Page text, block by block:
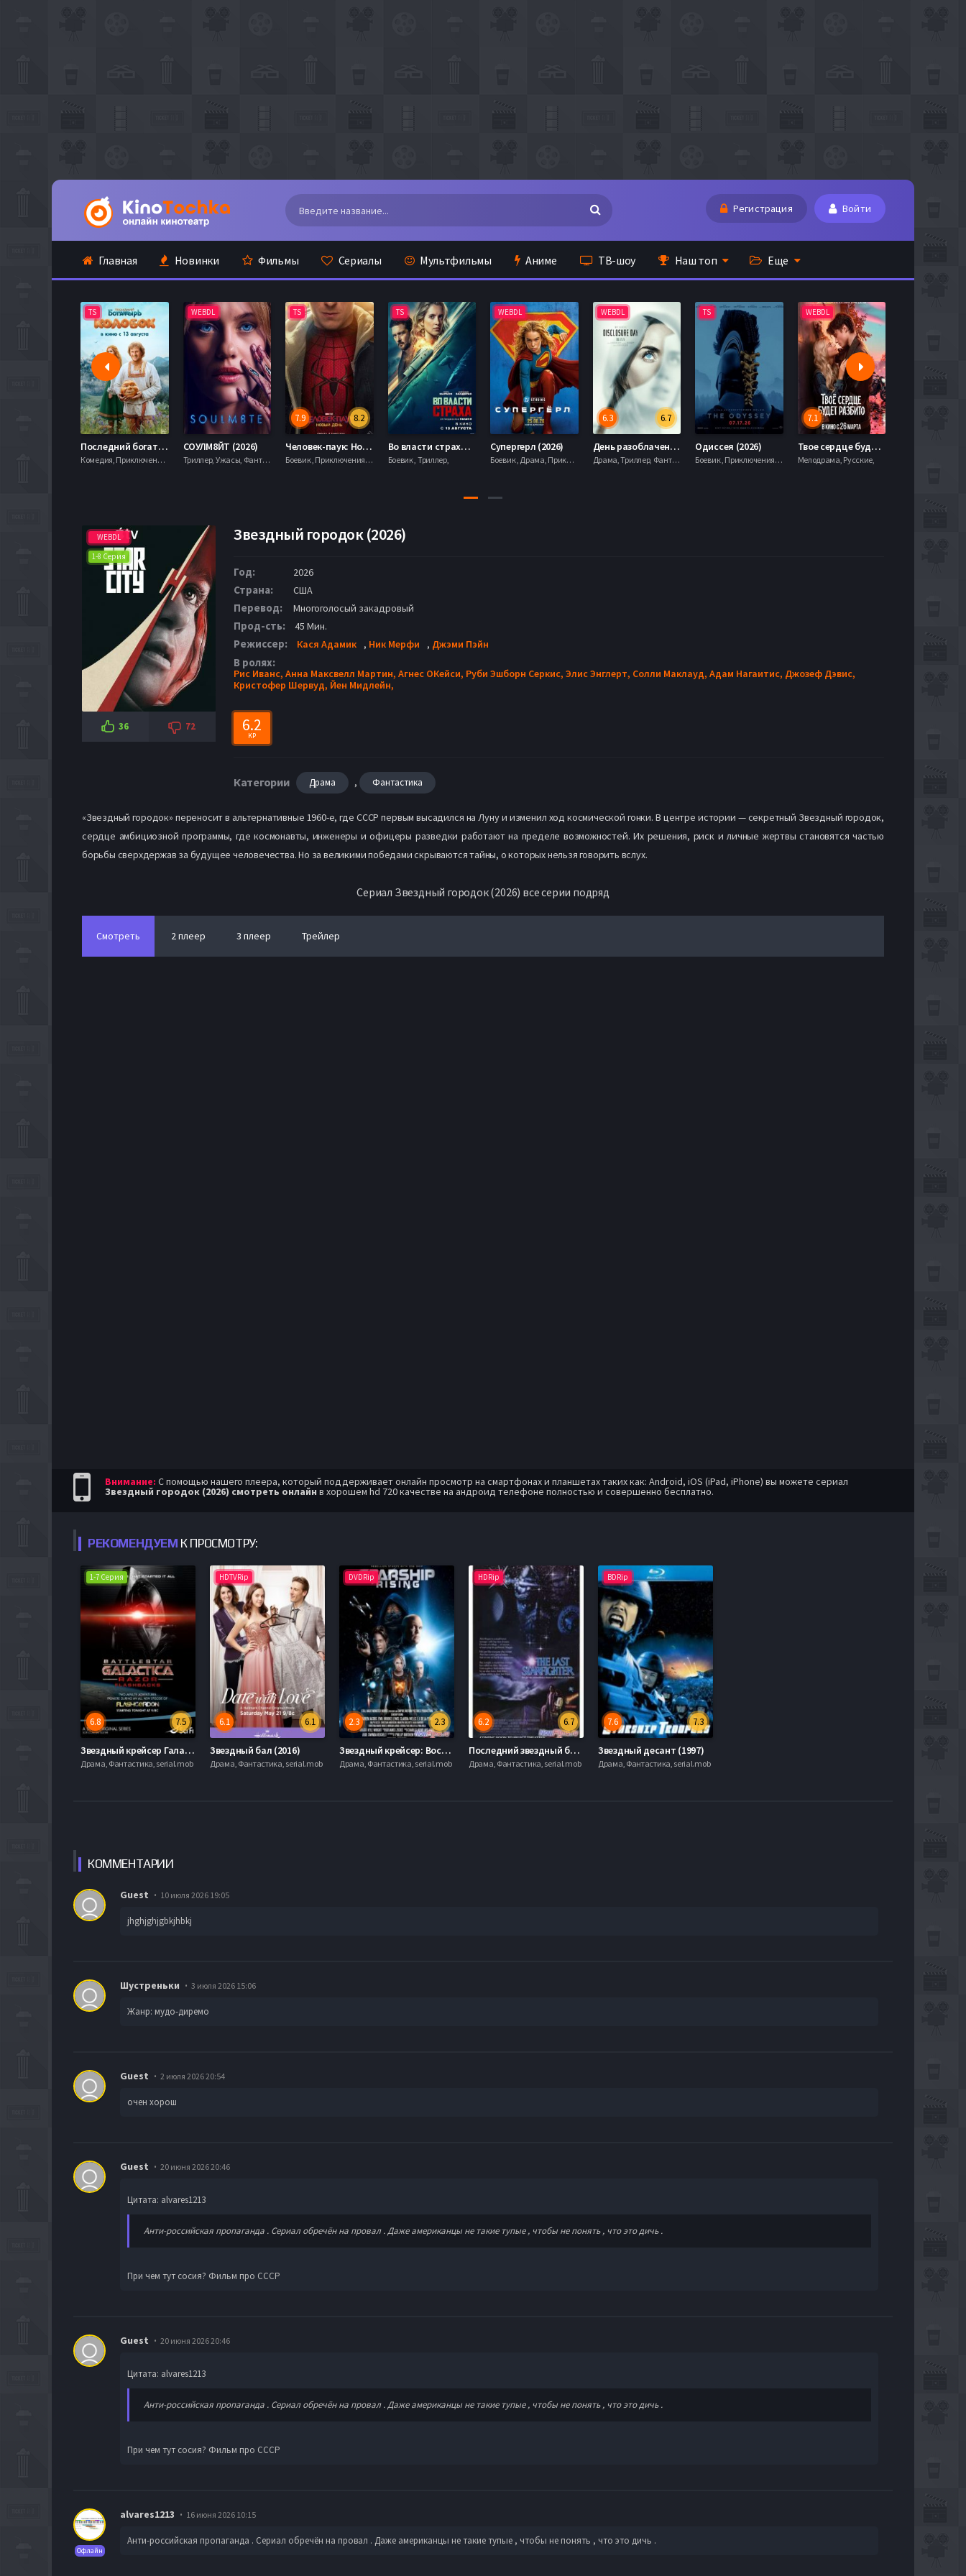
Регистрация Войти
Главная Новинки Фильмы Сериалы Мультфильмы Аниме ТВ-шоу Наш топ Еще
TS
Последний богатырь. Колобок (2026)
Комедия, Приключения, Фэнтези,
WEBDL
СОУЛМ8ЙТ (2026)
Триллер, Ужасы, Фантастика,
TS
8.2
7.9
Человек-паук: Новый день (2026)
Боевик , Приключения, Фантастика, Фэнтези,
TS
Во власти страха (2026)
Боевик , Триллер,
WEBDL
Супергерл (2026)
Боевик , Драма, Приключения, Фантастика,
WEBDL
6.7
6.3
День разоблачения (2026)
Драма, Триллер, Фантастика,
TS
Одиссея (2026)
Боевик , Приключения, Фэнтези,
WEBDL
7.1
Твое сердце будет разбито (2026)
Мелодрама, Русские,
WEBDL
1-8 Серия
36 72
Звездный городок (2026)
Год: 2026
Страна: США
Перевод: Многоголосый закадровый
Прод-сть: 45 Мин.
Режиссер: Кася Адамик , Ник Мерфи , Джэми Пэйн
В ролях:
Рис Иванс, Анна Максвелл Мартин, Агнес ОКейси, Руби Эшборн Серкис, Элис Энглерт, Солли Маклауд, Адам Нагаитис, Джозеф Дэвис,
Кристофер Шервуд, Йен Мидлейн,
6.2
KP
Категории Драма , Фантастика
«Звездный городок» переносит в альтернативные 1960-е, где СССР первым высадился на Луну и изменил ход космической гонки. В центре истории — секретный Звездный городок,
сердце амбициозной программы, где космонавты, инженеры и офицеры разведки работают на пределе возможностей. Их решения, риск и личные жертвы становятся частью
борьбы сверхдержав за будущее человечества. Но за великими победами скрываются тайны, о которых нельзя говорить вслух.
Сериал Звездный городок (2026) все серии подряд
Смотреть 2 плеер 3 плеер Трейлер
Внимание: С помощью нашего плеера, который поддерживает онлайн просмотр на смартфонах и планшетах таких как: Android, iOS (iPad, iPhone) вы можете сериал
Звездный городок (2026) смотреть онлайн в хорошем hd 720 качестве на андроид телефоне полностью и совершенно бесплатно.
РЕКОМЕНДУЕМ К ПРОСМОТРУ:
1-7 Серия
7.5
6.8
Звездный крейсер Галактика: Лезвие - Ретроспекция (2007)
Драма, Фантастика, serial.mob
HDTVRip
6.1
6.1
Звездный бал (2016)
Драма, Фантастика, serial.mob
DVDRip
2.3
2.3
Звездный крейсер: Восстание (2014)
Драма, Фантастика, serial.mob
HDRip
6.7
6.2
Последний звездный боец (1984)
Драма, Фантастика, serial.mob
BDRip
7.3
7.6
Звездный десант (1997)
Драма, Фантастика, serial.mob
КОММЕНТАРИИ
Guest 10 июля 2026 19:05
jhghjghjgbkjhbkj
Шустреньки 3 июля 2026 15:06
Жанр: мудо-диремо
Guest 2 июля 2026 20:54
очен хорош
Guest 20 июня 2026 20:46
Цитата: alvares1213
Анти-российская пропаганда . Сериал обречён на провал . Даже американцы не такие тупые , чтобы не понять , что это дичь .
При чем тут сосия? Фильм про СССР
Guest 20 июня 2026 20:46
Цитата: alvares1213
Анти-российская пропаганда . Сериал обречён на провал . Даже американцы не такие тупые , чтобы не понять , что это дичь .
При чем тут сосия? Фильм про СССР
Офлайн
alvares1213 16 июня 2026 10:15
Анти-российская пропаганда . Сериал обречён на провал . Даже американцы не такие тупые , чтобы не понять , что это дичь .